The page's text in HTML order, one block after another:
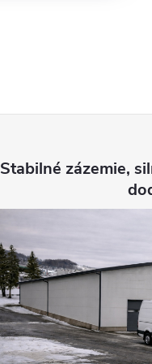
Stabilné zázemie,